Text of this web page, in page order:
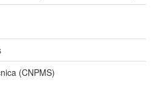
(CNPMS)